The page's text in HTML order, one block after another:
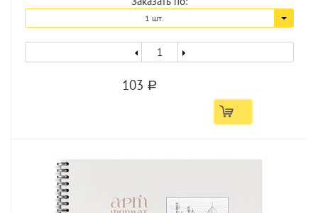
1 шт.
103 a